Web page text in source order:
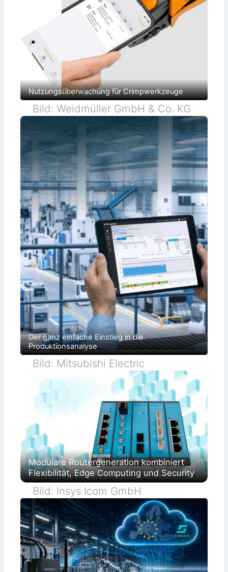
Nutzungsüberwachung für Crimpwerkzeuge
Bild: Weidmüller GmbH & Co. KG
Der ganz einfache Einstieg in die
Produktionsanalyse
Bild: Mitsubishi Electric
Modulare Routergeneration kombiniert
Flexibilität, Edge Computing und Security
Bild: Insys Icom GmbH